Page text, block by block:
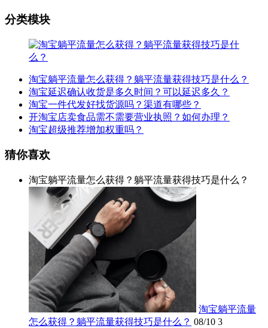
分类模块
淘宝躺平流量怎么获得？躺平流量获得技巧是什么？
淘宝延迟确认收货是多久时间？可以延迟多久？
淘宝一件代发好找货源吗？渠道有哪些？
开淘宝店卖食品需不需要营业执照？如何办理？
淘宝超级推荐增加权重吗？
猜你喜欢
淘宝躺平流量怎么获得？躺平流量获得技巧是什么？
淘宝躺平流量
怎么获得？躺平流量获得技巧是什么？ 08/10 3